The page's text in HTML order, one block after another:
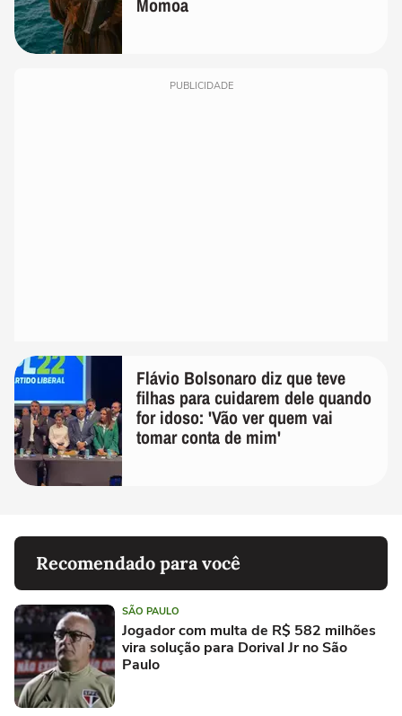
PUBLICIDADE
Flávio Bolsonaro diz que teve
filhas para cuidarem dele quando
for idoso: 'Vão ver quem vai
tomar conta de mim'
Recomendado para você
SÃO PAULO
Jogador com multa de R$ 582 milhões
vira solução para Dorival Jr no São
Paulo